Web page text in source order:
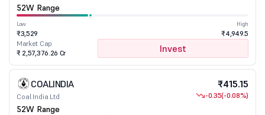
52W Range
Low
₹3,529
High
₹4,949.5
Market Cap
₹ 2,57,376.26 Cr
Invest
COALINDIA
Coal India Ltd
₹415.15
-0.35(-0.08%)
52W Range